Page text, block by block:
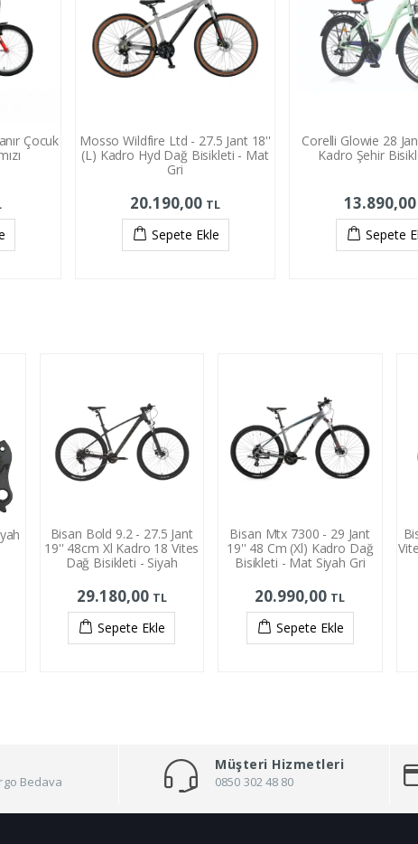
Çocuk
Mosso Wildfire Ltd - 27.5 Jant 18''
(L) Kadro Hyd Dağ Bisikleti - Mat
Gri
20.190,00 TL
Sepete Ekle
Corelli Glowie 28
Kadro Şehir
13.890,00
Sepete
Bisan Bold 9.2 - 27.5 Jant
19'' 48cm Xl Kadro 18 Vites
Dağ Bisikleti - Siyah
29.180,00 TL
Sepete Ekle
Bisan Mtx 7300 - 29 Jant
19'' 48 Cm (Xl) Kadro Dağ
Bisikleti - Mat Siyah Gri
20.990,00 TL
Sepete Ekle
Bedava
Müşteri Hizmetleri
0850 302 48 80